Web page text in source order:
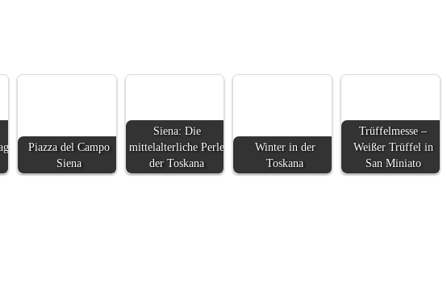
Piazza del Campo
Siena
Siena: Die
mittelalterliche Perle
der Toskana
Winter in der
Toskana
Trüffelmesse –
Weißer Trüffel in
San Miniato